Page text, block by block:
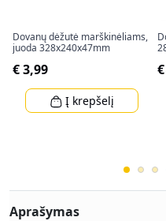
Dovanų dėžutė marškinėliams,
juoda 328x240x47mm
€ 3,99
Į krepšelį
Aprašymas